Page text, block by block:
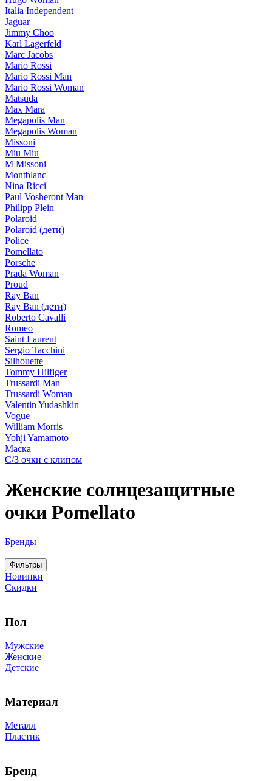
Italia Independent
Jaguar
Jimmy Choo
Karl Lagerfeld
Marc Jacobs
Mario Rossi
Mario Rossi Man
Mario Rossi Woman
Matsuda
Max Mara
Megapolis Man
Megapolis Woman
Missoni
Miu Miu
M Missoni
Montblanc
Nina Ricci
Paul Vosheront Man
Philipp Plein
Polaroid
Polaroid (дети)
Police
Pomellato
Porsche
Prada Woman
Proud
Ray Ban
Ray Ban (дети)
Roberto Cavalli
Romeo
Saint Laurent
Sergio Tacchini
Silhouette
Tommy Hilfiger
Trussardi Man
Trussardi Woman
Valentin Yudashkin
Vogue
William Morris
Yohji Yamamoto
Маска
С/З очки с клипом
Женские солнцезащитные
очки Pomellato
Бренды
Фильтры
Новинки
Скидки
Пол
Мужские
Женские
Детские
Материал
Металл
Пластик
Бренд